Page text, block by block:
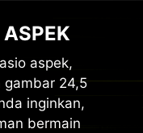
aspek,
gambar 24,5
inginkan,
bermain